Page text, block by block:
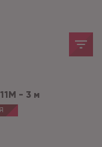
- 3 м